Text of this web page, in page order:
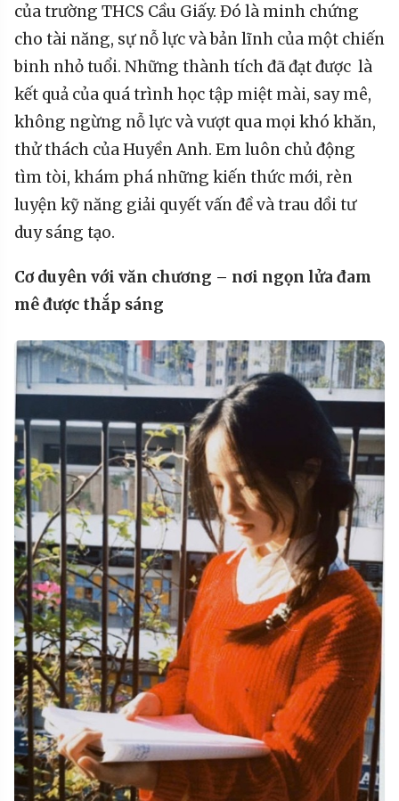
của trường THCS Cầu Giấy. Đó là minh chứng
cho tài năng, sự nỗ lực và bản lĩnh của một chiến
binh nhỏ tuổi. Những thành tích đã đạt được là
kết quả của quá trình học tập miệt mài, say mê,
không ngừng nỗ lực và vượt qua mọi khó khăn,
thử thách của Huyền Anh. Em luôn chủ động
tìm tòi, khám phá những kiến thức mới, rèn
luyện kỹ năng giải quyết vấn đề và trau dồi tư
duy sáng tạo.
Cơduyên với văn chương – nơi ngọn lửa đam
mê được thắp sáng